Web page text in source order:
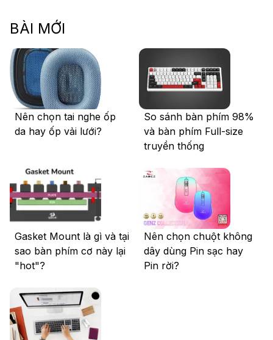
BÀI MỚI
Nên chọn tai nghe ốp
da hay ốp vải lưới?
So sánh bàn phím 98%
và bàn phím Full-size
truyền thống
Gasket Mount là gì và tại
sao bàn phím cơ này lại
"hot"?
Nên chọn chuột không
dây dùng Pin sạc hay
Pin rời?